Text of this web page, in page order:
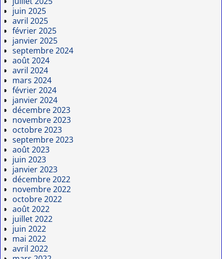
juin 2025
avril 2025
février 2025
janvier 2025
septembre 2024
août 2024
avril 2024
mars 2024
février 2024
janvier 2024
décembre 2023
novembre 2023
octobre 2023
septembre 2023
août 2023
juin 2023
janvier 2023
décembre 2022
novembre 2022
octobre 2022
août 2022
juillet 2022
juin 2022
mai 2022
avril 2022